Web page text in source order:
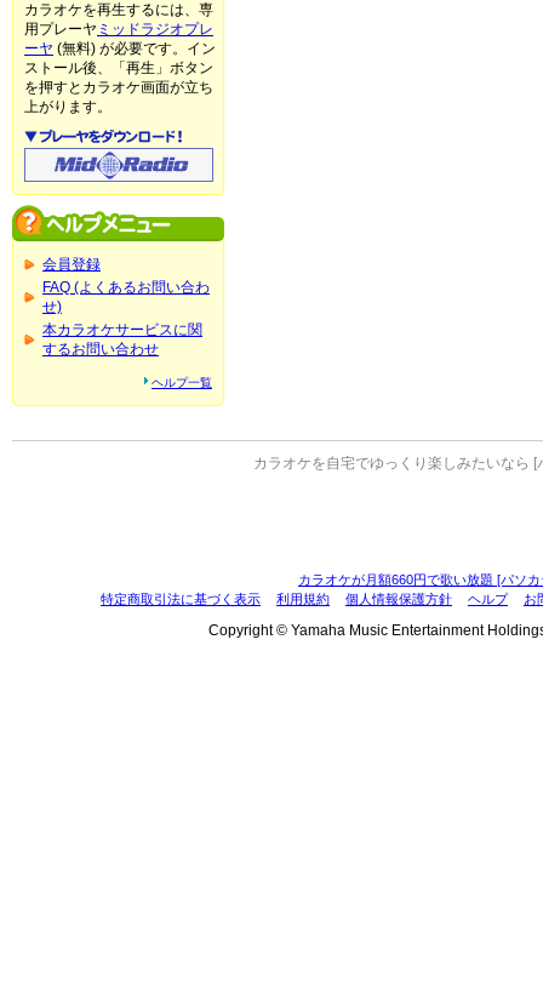
カラオケを再生するには、専
用プレーヤ ミッドラジオプレ
ーヤ (無料) が必要です。イン
ストール後、「再生」ボタン
を押すとカラオケ画面が立ち
上がります。
会員登録
FAQ (よくあるお問い合わ
せ)
本カラオケサービスに関
するお問い合わせ
ヘルプ一覧
カラオケを自宅でゆっくり楽しみたいなら [
カラオケが月額660円で歌い放題 [パソ
特定商取引法に基づく表示
利用規約 個人情報保護方針 ヘルプ お
Copyright © Yamaha Music Entertainment